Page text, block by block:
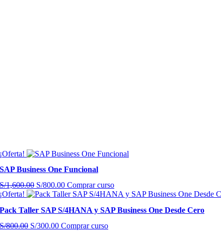
¡Oferta!
SAP Business One Funcional
S/1,600.00 El
precio
era:
S/1,600.00.
S/800.00El
precio
es:
S/800.00.
Comprar curso
¡Oferta!
Pack Taller SAP S/4HANA y SAP Business One Desde Cero
S/800.00 El
S/300.00ElComprar curso